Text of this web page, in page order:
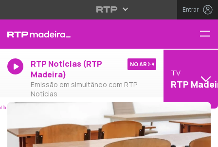
Entrar
RTP Notícias (RTP
Madeira)
Emissão em simultâneo com RTP
Notícias
NO AR
TV
RTP